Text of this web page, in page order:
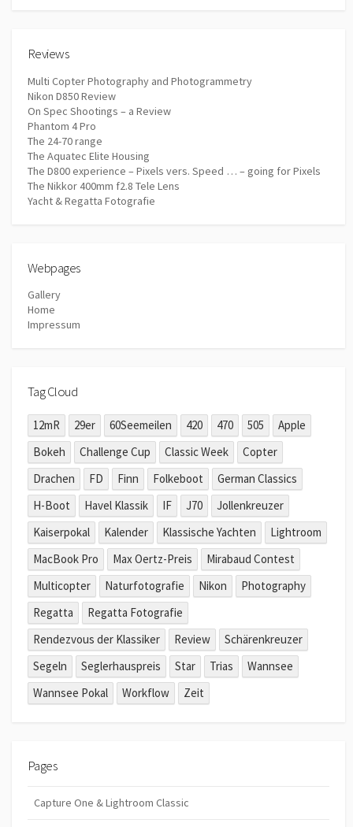
Reviews
Multi Copter Photography and Photogrammetry
Nikon D850 Review
On Spec Shootings – a Review
Phantom 4 Pro
The 24-70 range
The Aquatec Elite Housing
The D800 experience – Pixels vers. Speed … – going for Pixels
The Nikkor 400mm f2.8 Tele Lens
Yacht & Regatta Fotografie
Webpages
Gallery
Home
Impressum
Tag Cloud
12mR 29er 60Seemeilen 420 470 505
Apple
Bokeh
Challenge Cup Classic Week
Copter
Drachen
FD Finn Folkeboot
German Classics
H-Boot
Havel Klassik IF J70
Jollenkreuzer
Kaiserpokal
Kalender Klassische Yachten
Lightroom
MacBook Pro
Max Oertz-Preis
Mirabaud Contest
Multicopter
Naturfotografie Nikon
Photography
Regatta
Regatta Fotografie
Rendezvous der Klassiker
Review
Schärenkreuzer
Segeln
Seglerhauspreis Star Trias
Wannsee
Wannsee Pokal
Workflow Zeit
Pages
Capture One & Lightroom Classic